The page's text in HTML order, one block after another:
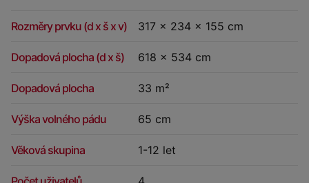
Rozměry prvku (d x š x v) 317 x 234 x 155 cm
Dopadová plocha (d x š) 618 x 534 cm
Dopadová plocha 33 m²
Výška volného pádu 65 cm
Věková skupina 1-12 let